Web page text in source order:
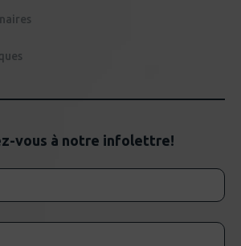
vous à notre infolettre!